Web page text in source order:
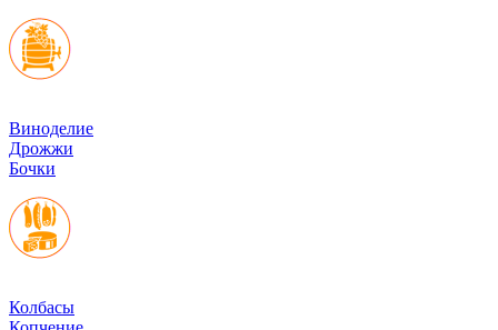
Виноделие
Дрожжи
Бочки
Колбасы